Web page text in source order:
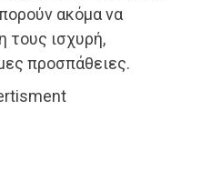
ακόμα να
τους ισχυρή,
προσπάθειες.